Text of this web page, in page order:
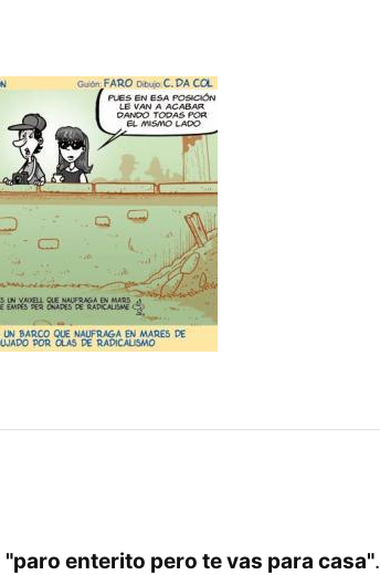
"paro enterito pero te vas para casa".